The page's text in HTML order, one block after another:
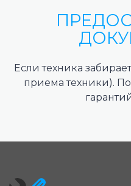
Если техника
приема техники).